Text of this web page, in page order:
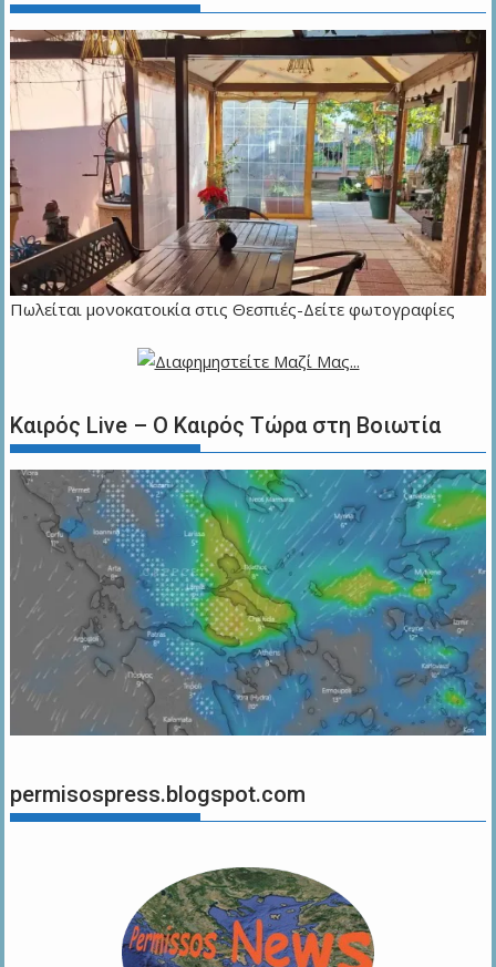
Πωλείται μονοκατοικία στις Θεσπιές-Δείτε φωτογραφίες
Καιρός Live – Ο Καιρός Τώρα στη Βοιωτία
permisospress.blogspot.com